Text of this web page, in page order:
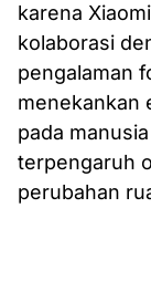
karena
kolaborasi
pengalaman
menekankan
pada
terpengaruh
perubahan